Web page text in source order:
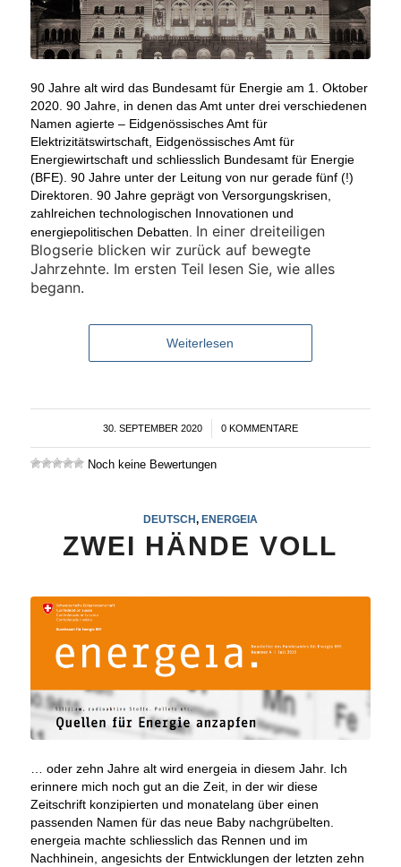
90 Jahre alt wird das Bundesamt für Energie am 1. Oktober
2020. 90 Jahre, in denen das Amt unter drei verschiedenen
Namen agierte – Eidgenössisches Amt für
Elektrizitätswirtschaft, Eidgenössisches Amt für
Energiewirtschaft und schliesslich Bundesamt für Energie
(BFE). 90 Jahre unter der Leitung von nur gerade fünf (!)
Direktoren. 90 Jahre geprägt von Versorgungskrisen,
zahlreichen technologischen Innovationen und
energiepolitischen Debatten. In einer dreiteiligen
Blogserie blicken wir zurück auf bewegte
Jahrzehnte. Im ersten Teil lesen Sie, wie alles
begann.
Weiterlesen
30. SEPTEMBER 2020
/ 0 KOMMENTARE
Noch keine Bewertungen
DEUTSCH, ENERGEIA
ZWEI HÄNDE VOLL
… oder zehn Jahre alt wird energeia in diesem Jahr. Ich
erinnere mich noch gut an die Zeit, in der wir diese
Zeitschrift konzipierten und monatelang über einen
passenden Namen für das neue Baby nachgrübelten.
energeia machte schliesslich das Rennen und im
Nachhinein, angesichts der Entwicklungen der letzten zehn